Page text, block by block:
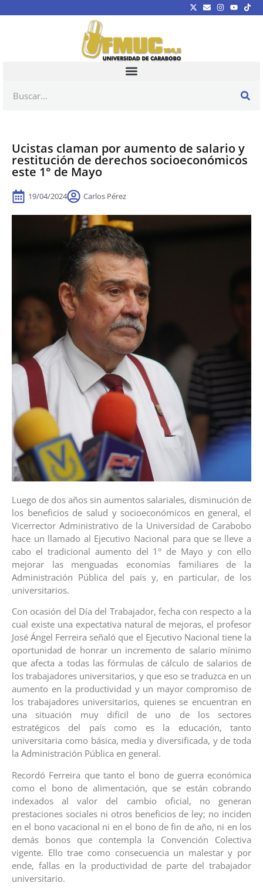
Ucistas claman por aumento de salario y
restitución de derechos socioeconómicos
este 1° de Mayo
19/04/2024 Carlos Pérez
Luego de dos años sin aumentos salariales, disminución de
los beneficios de salud y socioeconómicos en general, el
Vicerrector Administrativo de la Universidad de Carabobo
hace un llamado al Ejecutivo Nacional para que se lleve a
cabo el tradicional aumento del 1° de Mayo y con ello
mejorar las menguadas economías familiares de la
Administración Pública del país y, en particular, de los
universitarios.
Con ocasión del Día del Trabajador, fecha con respecto a la
cual existe una expectativa natural de mejoras, el profesor
José Ángel Ferreira señaló que el Ejecutivo Nacional tiene la
oportunidad de honrar un incremento de salario mínimo
que afecta a todas las fórmulas de cálculo de salarios de
los trabajadores universitarios, y que eso se traduzca en un
aumento en la productividad y un mayor compromiso de
los trabajadores universitarios, quienes se encuentran en
una situación muy difícil de uno de los sectores
estratégicos del país como es la educación, tanto
universitaria como básica, media y diversificada, y de toda
la Administración Pública en general.
Recordó Ferreira que tanto el bono de guerra económica
como el bono de alimentación, que se están cobrando
indexados al valor del cambio oficial, no generan
prestaciones sociales ni otros beneficios de ley; no inciden
en el bono vacacional ni en el bono de fin de año, ni en los
demás bonos que contempla la Convención Colectiva
vigente. Ello trae como consecuencia un malestar y por
ende, fallas en la productividad de parte del trabajador
universitario.